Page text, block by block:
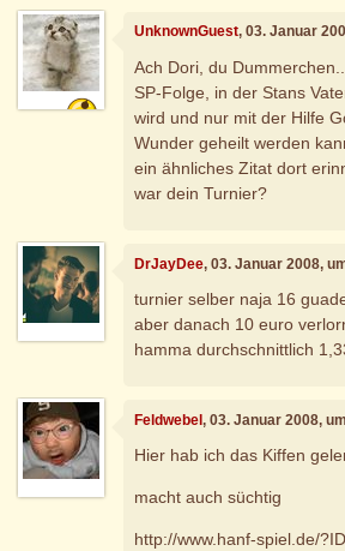
UnknownGuest, 03. Januar
Ach Dori, du
SP-Folge, in der Stans
wird und nur mit der Hilfe
Wunder geheilt werden
ein ähnliches Zitat dort
war dein Turnier?
DrJayDee, 03. Januar 2008,
turnier selber naja 16
aber danach 10 euro
hamma durchschnittlich
Feldwebel, 03. Januar 2008,
Hier hab ich das Kiffen
macht auch süchtig
http://www.hanf-spiel.de/